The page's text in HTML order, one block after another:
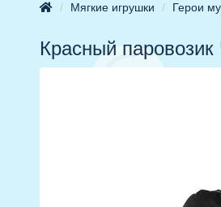
Мягкие игрушки Герои
Красный